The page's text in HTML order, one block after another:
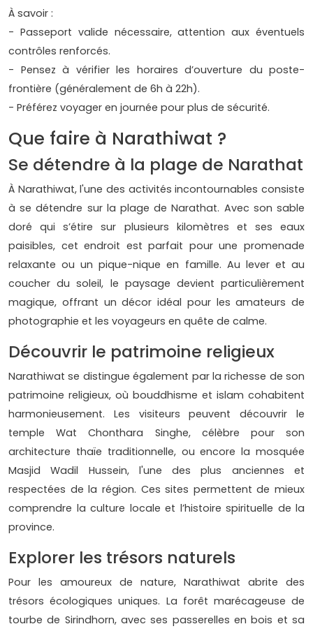
À savoir :
- Passeport valide nécessaire, attention aux éventuels
contrôles renforcés.
- Pensez à vérifier les horaires d’ouverture du poste-
frontière (généralement de 6h à 22h).
- Préférez voyager en journée pour plus de sécurité.
Que faire à Narathiwat ?
Se détendre à la plage de Narathat
À Narathiwat, l'une des activités incontournables consiste
à se détendre sur la plage de Narathat. Avec son sable
doré qui s’étire sur plusieurs kilomètres et ses eaux
paisibles, cet endroit est parfait pour une promenade
relaxante ou un pique-nique en famille. Au lever et au
coucher du soleil, le paysage devient particulièrement
magique, offrant un décor idéal pour les amateurs de
photographie et les voyageurs en quête de calme.
Découvrir le patrimoine religieux
Narathiwat se distingue également par la richesse de son
patrimoine religieux, où bouddhisme et islam cohabitent
harmonieusement. Les visiteurs peuvent découvrir le
temple Wat Chonthara Singhe, célèbre pour son
architecture thaïe traditionnelle, ou encore la mosquée
Masjid Wadil Hussein, l'une des plus anciennes et
respectées de la région. Ces sites permettent de mieux
comprendre la culture locale et l’histoire spirituelle de la
province.
Explorer les trésors naturels
Pour les amoureux de nature, Narathiwat abrite des
trésors écologiques uniques. La forêt marécageuse de
tourbe de Sirindhorn, avec ses passerelles en bois et sa